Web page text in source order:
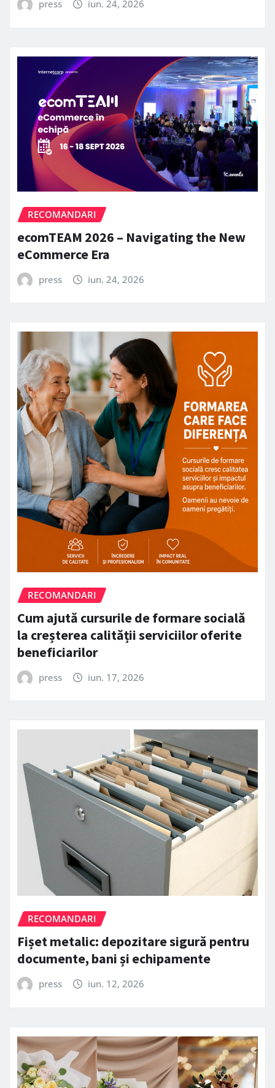
press iun. 24, 2026
RECOMANDARI
ecomTEAM 2026 – Navigating the New
eCommerce Era
press iun. 24, 2026
RECOMANDARI
Cum ajută cursurile de formare socială
la creșterea calității serviciilor oferite
beneficiarilor
press iun. 17, 2026
RECOMANDARI
Fișet metalic: depozitare sigură pentru
documente, bani și echipamente
press iun. 12, 2026